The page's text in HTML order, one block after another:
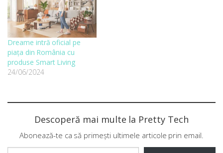
Dreame intră oficial pe
piața din România cu
produse Smart Living
24/06/2024
Descoperă mai multe la Pretty Tech
Abonează-te ca să primești ultimele articole prin email.
Tastează emailul tău...